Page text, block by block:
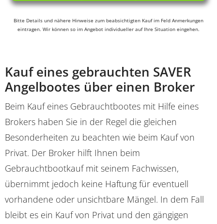
Bitte Details und nähere Hinweise zum beabsichtigten Kauf im Feld Anmerkungen
eintragen. Wir können so im Angebot individueller auf Ihre Situation eingehen.
Kauf eines gebrauchten SAVER
Angelbootes über einen Broker
Beim Kauf eines Gebrauchtbootes mit Hilfe eines
Brokers haben Sie in der Regel die gleichen
Besonderheiten zu beachten wie beim Kauf von
Privat. Der Broker hilft Ihnen beim
Gebrauchtbootkauf mit seinem Fachwissen,
übernimmt jedoch keine Haftung für eventuell
vorhandene oder unsichtbare Mängel. In dem Fall
bleibt es ein Kauf von Privat und den gängigen